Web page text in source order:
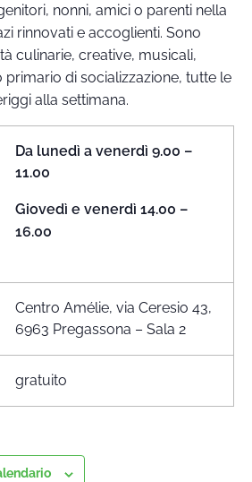
nonni, amici o parenti nella
rinnovati e accoglienti. Sono
culinarie, creative, musicali,
primario di socializzazione, tutte le
alla settimana.
Da lunedì a venerdì 9.00 –
11.00
Giovedì e venerdì 14.00 –
16.00
Centro Amélie, via Ceresio 43,
6963 Pregassona – Sala 2
gratuito